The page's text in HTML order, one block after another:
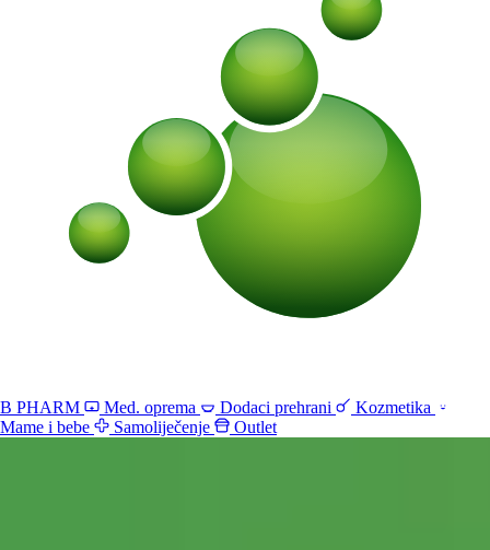
B PHARM Med. oprema Dodaci prehrani
Kozmetika
Mame i bebe
Samoliječenje Outlet